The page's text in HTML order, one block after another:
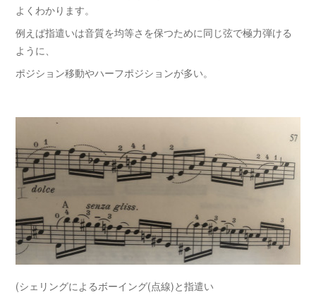
よくわかります。
例えば指遣いは音質を均等さを保つために同じ弦で極力弾ける
ように、
ポジション移動やハーフポジションが多い。
(シェリングによるボーイング(点線)と指遣い